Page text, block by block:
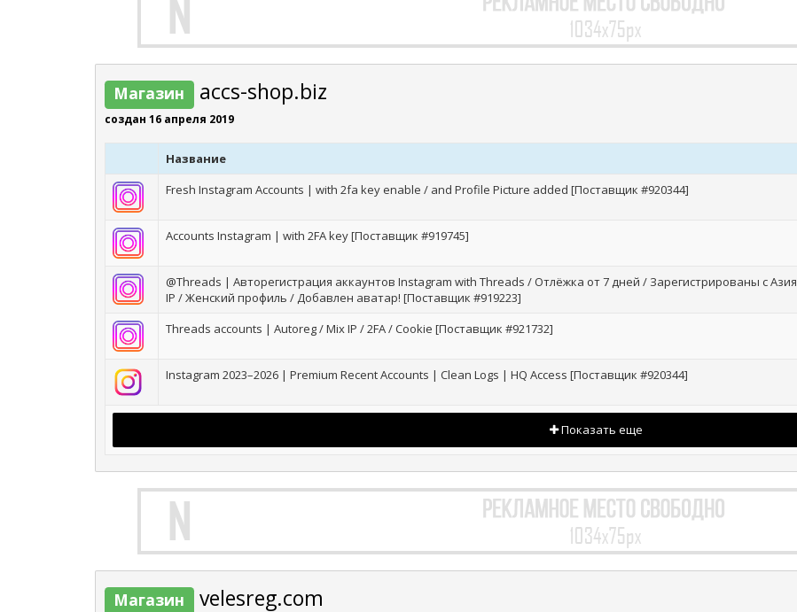
Магазин accs-shop.biz
создан 16 апреля 2019
Название
Fresh Instagram Accounts | with 2fa key enable / and Profile Picture added [Поставщик #920344]
Accounts Instagram | with 2FA key [Поставщик #919745]
@Threads | Авторегистрация аккаунтов Instagram with Threads / Отлёжка от 7 дней / Зарегистрированы с Азия
IP / Женский профиль / Добавлен аватар! [Поставщик #919223]
Threads accounts | Autoreg / Mix IP / 2FA / Cookie [Поставщик #921732]
Instagram 2023–2026 | Premium Recent Accounts | Clean Logs | HQ Access [Поставщик #920344]
Показать еще
Магазин velesreg.com